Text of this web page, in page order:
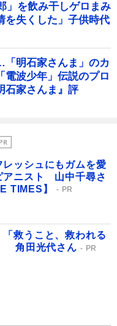
」を飲み干しゲロまみ
失くした」子供時代
明石家さんま」のカ
波少年」伝説のプロ
石家さんま』評
レッシュにもガムを愛
アニスト 山中千尋さ
TIMES】
PR
「救うこと、救われる
角田光代さん
PR